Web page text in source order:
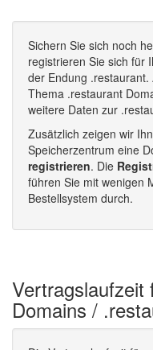
Sichern Sie sich noch
registrieren Sie sich für
der Endung
Thema .restaurant
weitere Daten zur
Zusätzlich zeigen wir
Speicherzentrum eine
registrieren. Die
führen Sie mit wenigen
Bestellsystem durch.
Vertragslaufzeit
Domains /